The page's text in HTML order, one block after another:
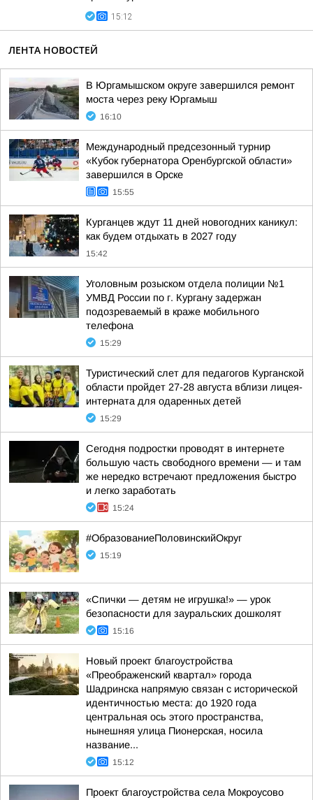
15:12
ЛЕНТА НОВОСТЕЙ
В Юргамышском округе завершился ремонт
моста через реку Юргамыш
16:10
Международный предсезонный турнир
«Кубок губернатора Оренбургской области»
завершился в Орске
15:55
Курганцев ждут 11 дней новогодних каникул:
как будем отдыхать в 2027 году
15:42
Уголовным розыском отдела полиции №1
УМВД России по г. Кургану задержан
подозреваемый в краже мобильного
телефона
15:29
Туристический слет для педагогов Курганской
области пройдет 27-28 августа вблизи лицея-
интерната для одаренных детей
15:29
Сегодня подростки проводят в интернете
большую часть свободного времени — и там
же нередко встречают предложения быстро
и легко заработать
15:24
#ОбразованиеПоловинскийОкруг
15:19
«Спички — детям не игрушка!» — урок
безопасности для зауральских дошколят
15:16
Новый проект благоустройства
«Преображенский квартал» города
Шадринска напрямую связан с исторической
идентичностью места: до 1920 года
центральная ось этого пространства,
нынешняя улица Пионерская, носила
название...
15:12
Проект благоустройства села Мокроусово